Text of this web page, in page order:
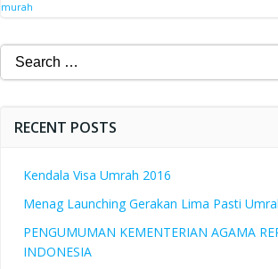
murah
Search
for:
RECENT POSTS
Kendala Visa Umrah 2016
Menag Launching Gerakan Lima Pasti
PENGUMUMAN KEMENTERIAN AGAMA
INDONESIA